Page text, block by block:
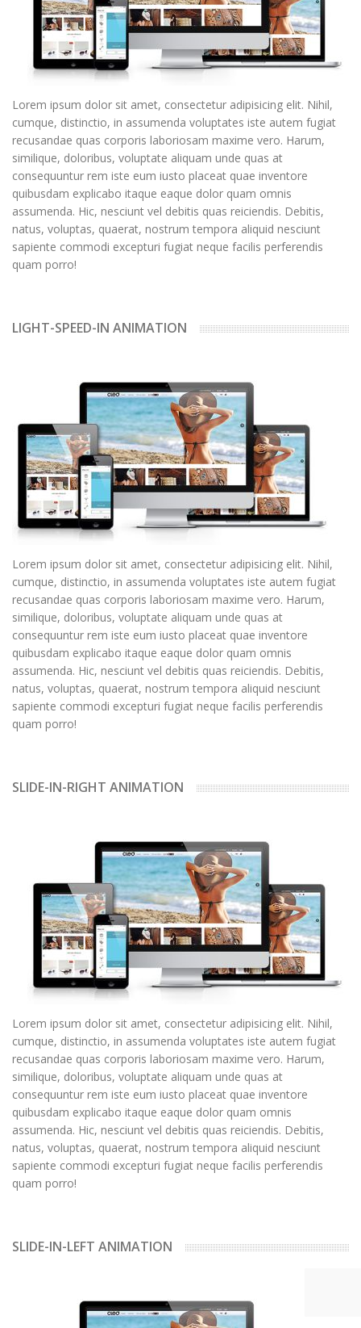
Lorem ipsum dolor sit amet, consectetur adipisicing elit. Nihil,
cumque, distinctio, in assumenda voluptates iste autem fugiat
recusandae quas corporis laboriosam maxime vero. Harum,
similique, doloribus, voluptate aliquam unde quas at
consequuntur rem iste eum iusto placeat quae inventore
quibusdam explicabo itaque eaque dolor quam omnis
assumenda. Hic, nesciunt vel debitis quas reiciendis. Debitis,
natus, voluptas, quaerat, nostrum tempora aliquid nesciunt
sapiente commodi excepturi fugiat neque facilis perferendis
quam porro!
LIGHT-SPEED-IN ANIMATION
Lorem ipsum dolor sit amet, consectetur adipisicing elit. Nihil,
cumque, distinctio, in assumenda voluptates iste autem fugiat
recusandae quas corporis laboriosam maxime vero. Harum,
similique, doloribus, voluptate aliquam unde quas at
consequuntur rem iste eum iusto placeat quae inventore
quibusdam explicabo itaque eaque dolor quam omnis
assumenda. Hic, nesciunt vel debitis quas reiciendis. Debitis,
natus, voluptas, quaerat, nostrum tempora aliquid nesciunt
sapiente commodi excepturi fugiat neque facilis perferendis
quam porro!
SLIDE-IN-RIGHT ANIMATION
Lorem ipsum dolor sit amet, consectetur adipisicing elit. Nihil,
cumque, distinctio, in assumenda voluptates iste autem fugiat
recusandae quas corporis laboriosam maxime vero. Harum,
similique, doloribus, voluptate aliquam unde quas at
consequuntur rem iste eum iusto placeat quae inventore
quibusdam explicabo itaque eaque dolor quam omnis
assumenda. Hic, nesciunt vel debitis quas reiciendis. Debitis,
natus, voluptas, quaerat, nostrum tempora aliquid nesciunt
sapiente commodi excepturi fugiat neque facilis perferendis
quam porro!
SLIDE-IN-LEFT ANIMATION